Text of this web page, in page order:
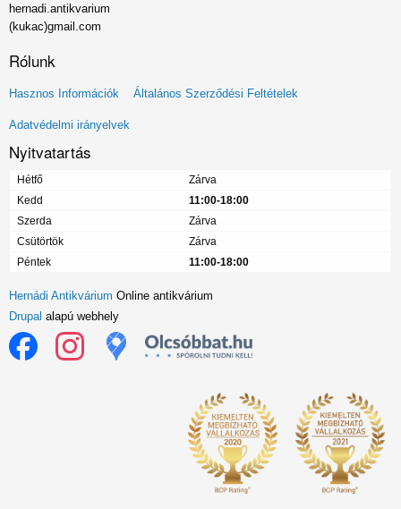
hernadi.antikvarium
(kukac)gmail.com
Rólunk
Lábléc
menü
Hasznos Információk Általános Szerződési Feltételek
Adatvédelmi irányelvek
Nyitvatartás
Hétfő
Zárva
Kedd
11:00-18:00
Szerda
Zárva
Csütörtök
Zárva
Péntek
11:00-18:00
Hernádi Antikvárium Online antikvárium
Drupal alapú webhely